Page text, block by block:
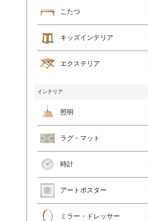
こたつ
キッズインテリア
エクステリア
インテリア
照明
ラグ・マット
時計
アートポスター
ミラー・ドレッサー